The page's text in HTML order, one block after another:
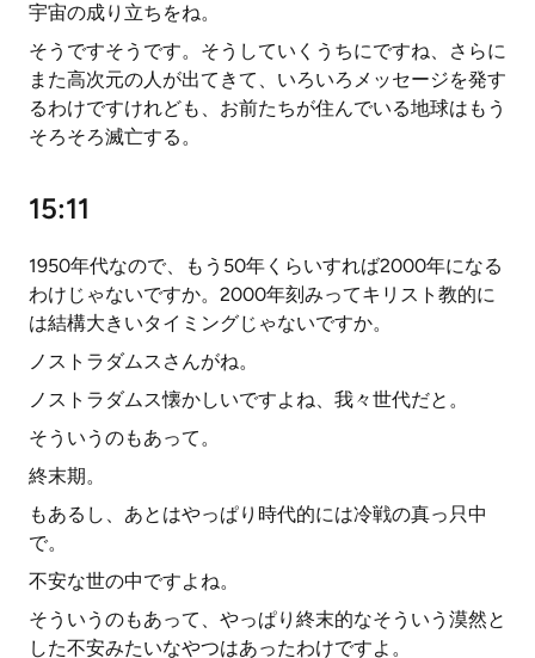
宇宙の成り立ちをね。
そうですそうです。そうしていくうちにですね、さらに
また高次元の人が出てきて、いろいろメッセージを発す
るわけですけれども、お前たちが住んでいる地球はもう
そろそろ滅亡する。
15:11
1950年代なので、もう50年くらいすれば2000年になる
わけじゃないですか。2000年刻みってキリスト教的に
は結構大きいタイミングじゃないですか。
ノストラダムスさんがね。
ノストラダムス懐かしいですよね、我々世代だと。
そういうのもあって。
終末期。
もあるし、あとはやっぱり時代的には冷戦の真っ只中
で。
不安な世の中ですよね。
そういうのもあって、やっぱり終末的なそういう漠然と
した不安みたいなやつはあったわけですよ。